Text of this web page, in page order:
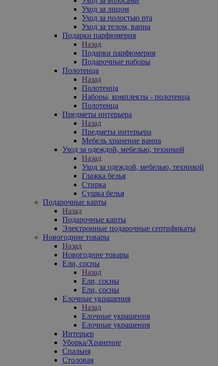
Уход за лицом
Уход за полостью рта
Уход за телом, ванна
Подарки парфюмерия
Назад
Подарки парфюмерия
Подарочные наборы
Полотенца
Назад
Полотенца
Наборы, комплекты - полотенца
Полотенца
Предметы интерьера
Назад
Предметы интерьера
Мебель хранение ванна
Уход за одеждой, мебелью, техникой
Назад
Уход за одеждой, мебелью, техникой
Глажка белья
Стирка
Сушка белья
Подарочные карты
Назад
Подарочные карты
Электронные подарочные сертификаты
Новогодние товары
Назад
Новогодние товары
Ели, сосны
Назад
Ели, сосны
Ели, сосны
Елочные украшения
Назад
Елочные украшения
Елочные украшения
Интерьер
Уборка/Хранение
Спальня
Столовая